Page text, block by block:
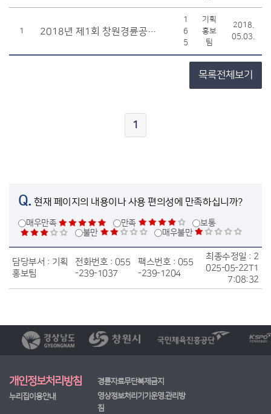
1 2018년 제1회 창원경륜공단 이사회 개최 결과
1
6
5
기획
홍보
팀
2018.
05.03.
목록전체보기
1
Q. 현재 페이지의 내용이나 사용 편의성에 만족하십니까?
매우만족 만족
보통
불만
매우불만
담당부서 : 기획
홍보팀
전화번호 : 055
-239-1037
팩스번호 : 055
-239-1204
최종수정일 : 2
025-05-22T1
7:08:32
개인정보처리방침
경륜자료무단복제금지
누리집이용안내
영상정보처리기기운영.관리방
침